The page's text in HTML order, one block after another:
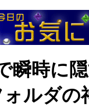
瞬時に
ォルダの